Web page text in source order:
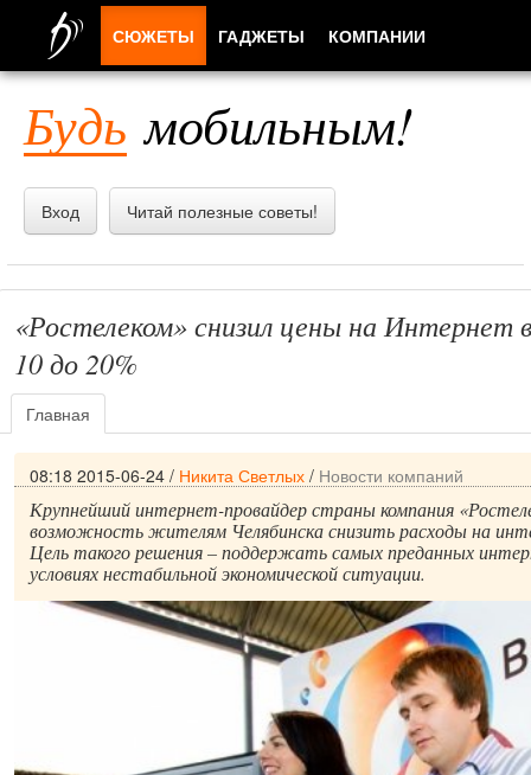
Будь мобильным!
Вход Читай полезные советы!
«Ростелеком» снизил цены на Интернет
10 до 20%
Главная
08:18 2015-06-24 / Никита Светлых / Новости компаний
Крупнейший интернет-провайдер страны компания
возможность жителям Челябинска снизить расходы на
Цель такого решения – поддержать самых преданных
условиях нестабильной экономической ситуации.
СЮЖЕТЫ ГАДЖЕТЫ КОМПАНИИ
ПРИЛОЖЕНИЯ